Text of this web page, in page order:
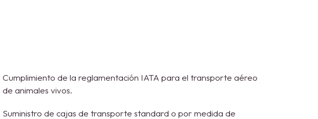
Cumplimiento de la reglamentación IATA para el transporte aéreo
de animales vivos.
Suministro de cajas de transporte standard o por medida de